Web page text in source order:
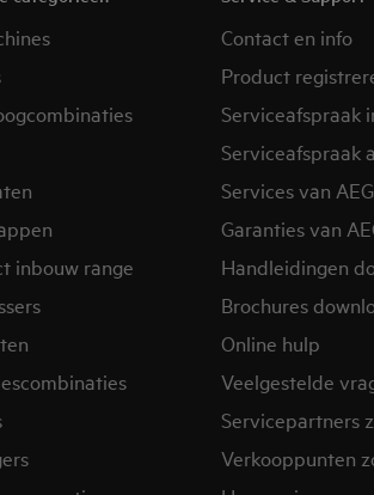
inbouw range
Contact en info
Product
Serviceafspraak
Serviceafspraak
Services van AEG
Garanties van
Handleidingen
Brochures
Online hulp
Veelgestelde
Servicepartners
Verkooppunten